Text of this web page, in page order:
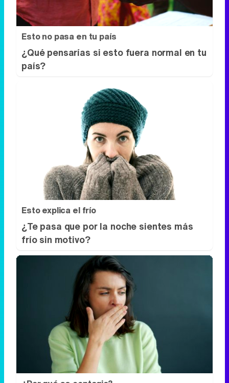
Esto no pasa en tu país
¿Qué pensarías si esto fuera normal en tu
país?
Esto explica el frío
¿Te pasa que por la noche sientes más
frío sin motivo?